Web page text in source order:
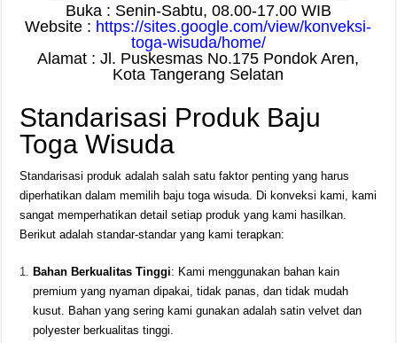
Buka : Senin-Sabtu, 08.00-17.00 WIB
Website : https://sites.google.com/view/konveksi-
toga-wisuda/home/
Alamat : Jl. Puskesmas No.175 Pondok Aren,
Kota Tangerang Selatan
Standarisasi Produk Baju
Toga Wisuda
Standarisasi produk adalah salah satu faktor penting yang harus
diperhatikan dalam memilih baju toga wisuda. Di konveksi kami, kami
sangat memperhatikan detail setiap produk yang kami hasilkan.
Berikut adalah standar-standar yang kami terapkan:
Bahan Berkualitas Tinggi: Kami menggunakan bahan kain
premium yang nyaman dipakai, tidak panas, dan tidak mudah
kusut. Bahan yang sering kami gunakan adalah satin velvet dan
polyester berkualitas tinggi.